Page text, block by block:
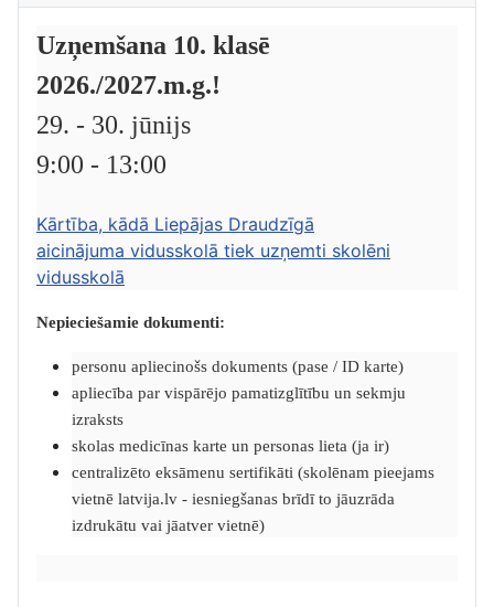
Uzņemšana 10. klasē
2026./2027.m.g.!
29. - 30. jūnijs
9:00 - 13:00
Kārtība, kādā Liepājas Draudzīgā
aicinājuma vidusskolā tiek uzņemti skolēni
vidusskolā
Nepieciešamie dokumenti:
personu apliecinošs dokuments (pase / ID karte)
apliecība par vispārējo pamatizglītību un sekmju
izraksts
skolas medicīnas karte un personas lieta (ja ir)
centralizēto eksāmenu sertifikāti (skolēnam pieejams
vietnē latvija.lv - iesniegšanas brīdī to jāuzrāda
izdrukātu vai jāatver vietnē)